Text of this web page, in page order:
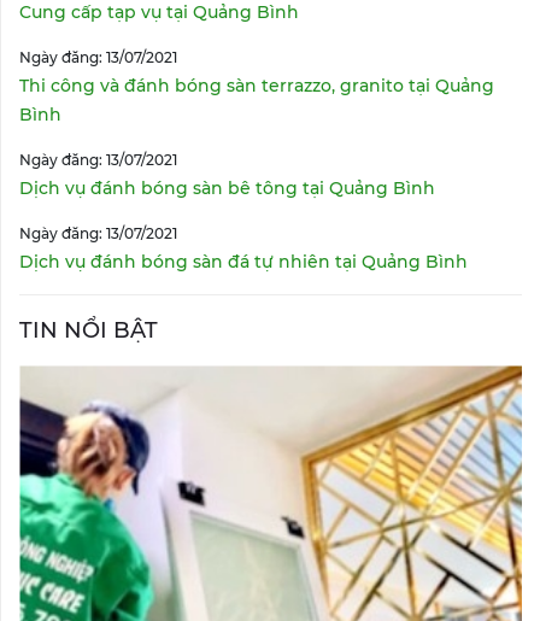
Cung cấp tạp vụ tại Quảng Bình
Ngày đăng: 13/07/2021
Thi công và đánh bóng sàn terrazzo, granito tại Quảng
Bình
Ngày đăng: 13/07/2021
Dịch vụ đánh bóng sàn bê tông tại Quảng Bình
Ngày đăng: 13/07/2021
Dịch vụ đánh bóng sàn đá tự nhiên tại Quảng Bình
TIN NỔI BẬT